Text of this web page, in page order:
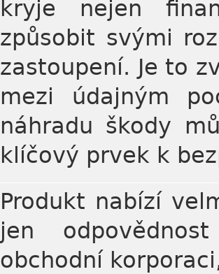
kryje nejen
způsobit svými
zastoupení. Je to
mezi údajným
náhradu škody
klíčový prvek k
Produkt nabízí
jen
obchodní